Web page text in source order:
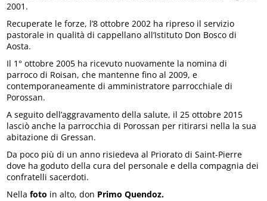
2001.
Recuperate le forze, l’8 ottobre 2002 ha ripreso il servizio
pastorale in qualità di cappellano all’Istituto Don Bosco di
Aosta.
Il 1° ottobre 2005 ha ricevuto nuovamente la nomina di
parroco di Roisan, che mantenne fino al 2009, e
contemporaneamente di amministratore parrocchiale di
Porossan.
A seguito dell’aggravamento della salute, il 25 ottobre 2015
lasciò anche la parrocchia di Porossan per ritirarsi nella la sua
abitazione di Gressan.
Da poco più di un anno risiedeva al Priorato di Saint-Pierre
dove ha goduto della cura del personale e della compagnia dei
confratelli sacerdoti.
Nella foto in alto, don Primo Quendoz.